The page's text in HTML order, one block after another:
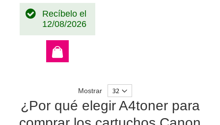
Recíbelo el
12/08/2026
Mostrar
¿Por qué elegir A4toner para